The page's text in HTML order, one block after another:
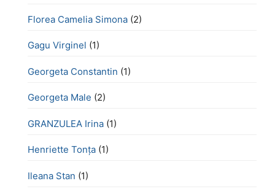
Florea Camelia Simona (2)
Gagu Virginel (1)
Georgeta Constantin (1)
Georgeta Male (2)
GRANZULEA Irina (1)
Henriette Tonţa (1)
Ileana Stan (1)